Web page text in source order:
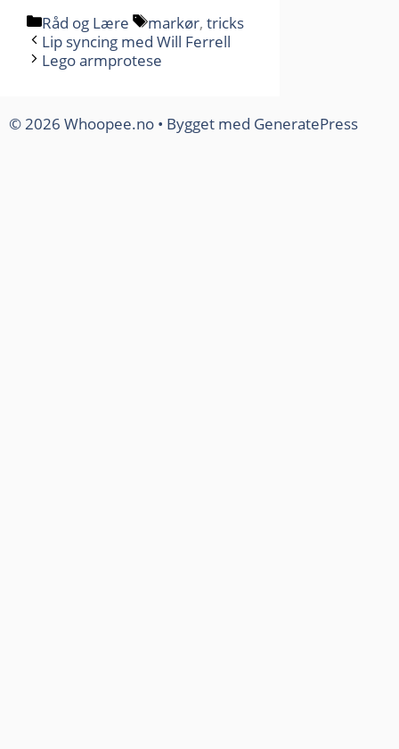
Kategorier
Råd og Lære Stikkord
markør, tricks
Lip syncing med Will Ferrell
Lego armprotese
© 2026 Whoopee.no • Bygget med GeneratePress